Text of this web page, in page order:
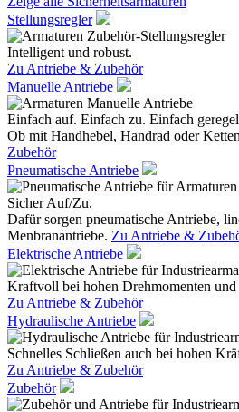
Stellungsregler
Intelligent und robust.
Zu Antriebe & Zubehör
Manuelle Antriebe
Einfach auf. Einfach zu. Einfach
Ob mit Handhebel, Handrad oder
Zubehör
Pneumatische Antriebe
Sicher Auf/Zu.
Dafür sorgen pneumatische Antriebe,
Menbranantriebe. Zu Antriebe &
Elektrische Antriebe
Kraftvoll bei hohen Drehmomenten
Zu Antriebe & Zubehör
Hydraulische Antriebe
Schnelles Schließen auch bei hohen
Zu Antriebe & Zubehör
Zubehör